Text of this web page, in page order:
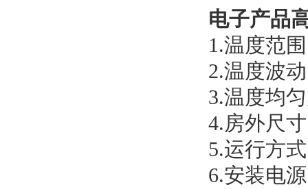
电子产品
1.温度范
2.温度波
3.温度均
4.房外尺
5.运行方
6.安装电